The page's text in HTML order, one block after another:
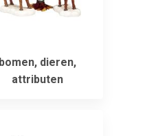
bomen, dieren,
attributen